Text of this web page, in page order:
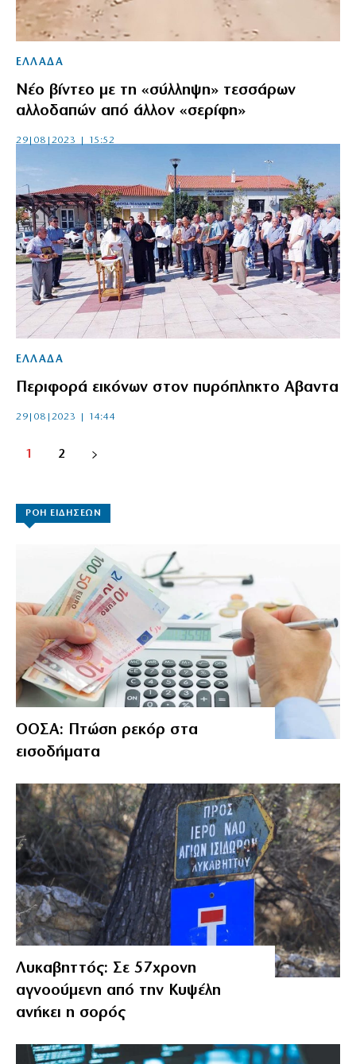
ΕΛΛΑΔΑ
Νέο βίντεο με τη «σύλληψη» τεσσάρων
αλλοδαπών από άλλον «σερίφη»
29|08|2023 | 15:52
ΕΛΛΑΔΑ
Περιφορά εικόνων στον πυρόπληκτο Αβαντα
29|08|2023 | 14:44
1 2
ΡΟΗ ΕΙΔΗΣΕΩΝ
ΟΟΣΑ: Πτώση ρεκόρ στα
εισοδήματα
Λυκαβηττός: Σε 57χρονη
αγνοούμενη από την Κυψέλη
ανήκει η σορός